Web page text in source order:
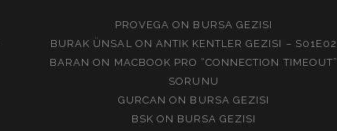
PROVEGA ON BURSA GEZISI
BURAK ÜNSALON ANTIK KENTLER GEZISI – S01E02
BARAN ON MACBOOK PRO “CONNECTION TIMEOUT”
SORUNU
GURCAN ON BURSA GEZISI
BSK ON BURSA GEZISI